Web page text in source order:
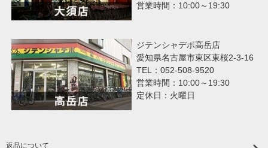
営業時間：10:00～19:30
ジテンシャデポ高岳店
愛知県名古屋市東区東桜2-3-16
TEL：052-508-9520
営業時間：10:00～19:30
定休日：火曜日
返品について